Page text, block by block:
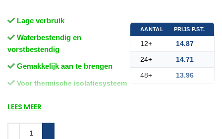
Lage verbruik
Waterbestendig en
vorstbestendig
Gemakkelijk aan te brengen
Voor thermische isolatiesysteem
AANTAL PRIJS P.ST.
12+
14.87
24+
14.71
48+
13.96
LEES MEER